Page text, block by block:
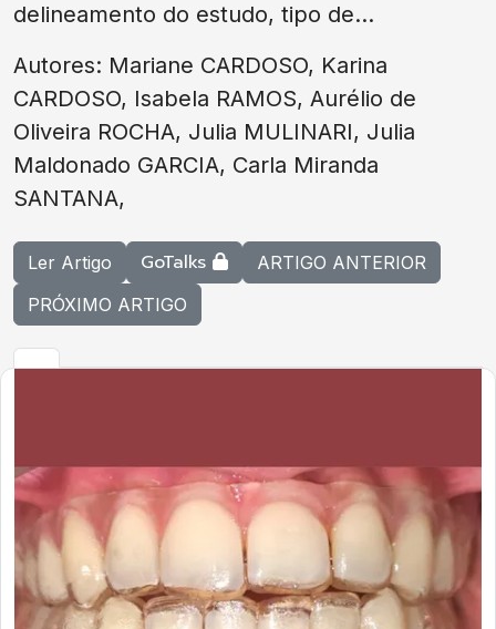
delineamento do estudo, tipo de...
Autores: Mariane CARDOSO, Karina
CARDOSO, Isabela RAMOS, Aurélio de
Oliveira ROCHA, Julia MULINARI, Julia
Maldonado GARCIA, Carla Miranda
SANTANA,
Ler Artigo GoTalks
ARTIGO ANTERIOR
PRÓXIMO ARTIGO